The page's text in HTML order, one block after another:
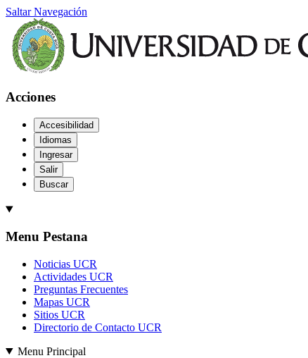
Saltar Navegación
Acciones
Accesibilidad
Idiomas
Ingresar
Salir
Buscar
Menu Pestana
Noticias UCR
Actividades UCR
Preguntas Frecuentes
Mapas UCR
Sitios UCR
Directorio de Contacto UCR
Menu Principal